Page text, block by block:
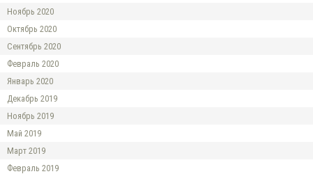
Ноябрь 2020
Октябрь 2020
Сентябрь 2020
Февраль 2020
Январь 2020
Декабрь 2019
Ноябрь 2019
Май 2019
Март 2019
Февраль 2019